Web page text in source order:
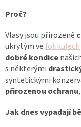
Proč?
Vlasy jsou přirozeně
ukrytým vefolikulech
dobré kondice
s některými
syntetickými
přirozenou ochranu
Jak dnes vypadají